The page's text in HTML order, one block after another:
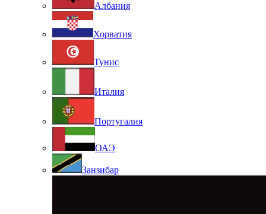
Албания
Хорватия
Тунис
Италия
Португалия
ОАЭ
Занзибар